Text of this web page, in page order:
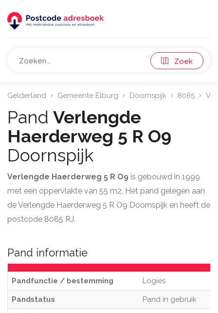
Zoek
Gelderland Gemeente Elburg Doornspijk 8085
Pand Verlengde
Haerderweg 5 R O9
Doornspijk
Verlengde Haerderweg 5 R O9 is gebouwd in 1999
met een oppervlakte van 55 m2. Het pand gelegen aan
de Verlengde Haerderweg 5 R O9 Doornspijk en heeft de
postcode 8085 RJ.
Pand informatie
Pandfunctie / bestemming Logies
Pandstatus Pand in gebruik